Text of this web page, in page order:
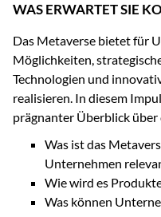
WAS ERWARTET SIE
Das Metaverse bietet für
Möglichkeiten,
Technologien und
realisieren. In diesem
prägnanter Überblick
Was ist das
Unternehmen
Wie wird es
Was können